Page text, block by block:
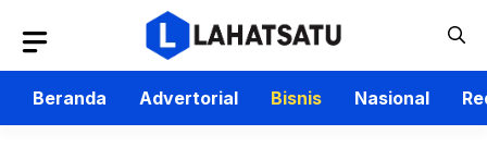
isi
Beranda
Advertorial Bisnis Nasional